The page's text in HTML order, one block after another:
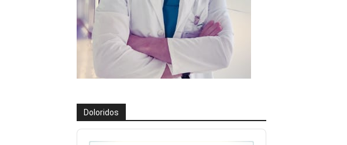
Doloridos
Reproductor